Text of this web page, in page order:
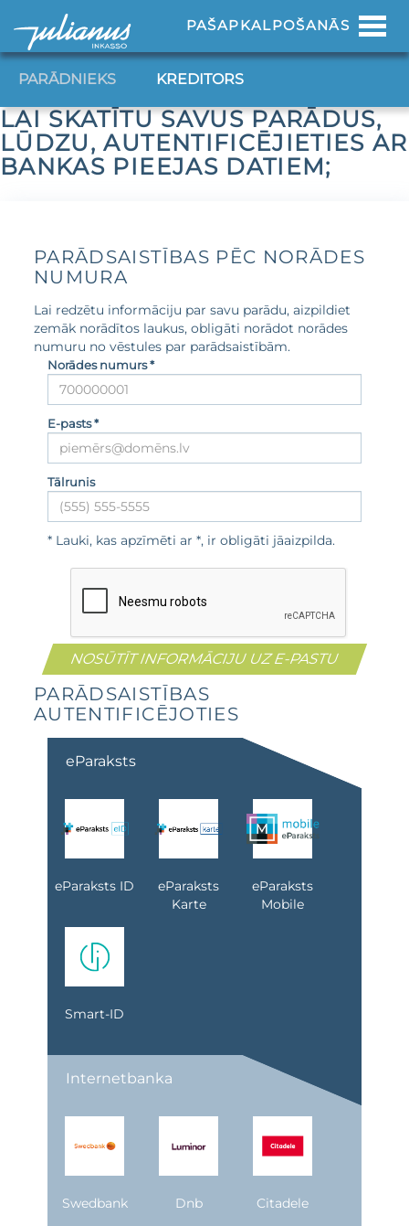
PAŠAPKALPOŠANĀS
PARĀDNIEKS KREDITORS
LAI SKATĪTU SAVUS PARĀDUS,
LŪDZU, AUTENTIFICĒJIETIES AR
BANKAS PIEEJAS DATIEM;
PARĀDSAISTĪBAS PĒC NORĀDES
NUMURA
Lai redzētu informāciju par savu parādu, aizpildiet
zemāk norādītos laukus, obligāti norādot norādes
numuru no vēstules par parādsaistībām.
Norādes numurs *
E-pasts *
Tālrunis
* Lauki, kas apzīmēti ar *, ir obligāti jāaizpilda.
PARĀDSAISTĪBAS
AUTENTIFICĒJOTIES
eParaksts
eParaksts ID
eParaksts
Karte
eParaksts
Mobile
Smart-ID
Internetbanka
Swedbank Dnb Citadele